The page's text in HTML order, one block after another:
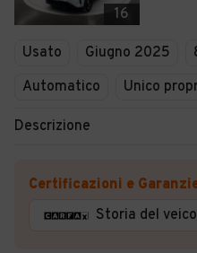
16
Usato Giugno 2025
Automatico
Unico
Descrizione
Certificazioni e
Storia del